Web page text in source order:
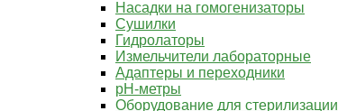
Насадки на гомогенизаторы
Сушилки
Гидролаторы
Измельчители лабораторные
Адаптеры и переходники
pH-метры
Оборудование для стерилизации